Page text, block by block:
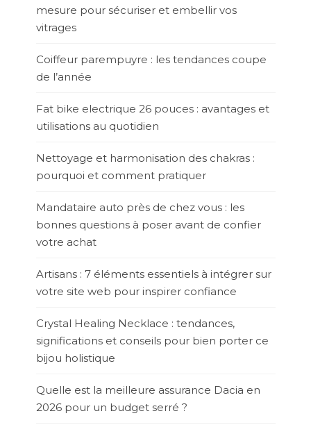
mesure pour sécuriser et embellir vos
vitrages
Coiffeur parempuyre : les tendances coupe
de l’année
Fat bike electrique 26 pouces : avantages et
utilisations au quotidien
Nettoyage et harmonisation des chakras :
pourquoi et comment pratiquer
Mandataire auto près de chez vous : les
bonnes questions à poser avant de confier
votre achat
Artisans : 7 éléments essentiels à intégrer sur
votre site web pour inspirer confiance
Crystal Healing Necklace : tendances,
significations et conseils pour bien porter ce
bijou holistique
Quelle est la meilleure assurance Dacia en
2026 pour un budget serré ?